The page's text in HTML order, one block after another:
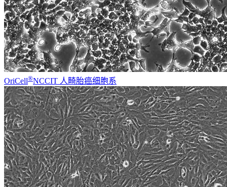
OriCell®NCCIT 人畸胎癌细胞系